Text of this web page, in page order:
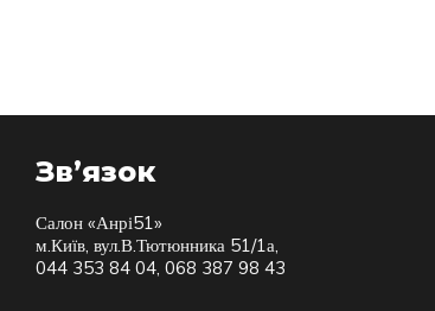
Зв’язок
Салон «Анрі51»
м.Київ, вул.В.Тютюнника 51/1а,
044 353 84 04, 068 387 98 43